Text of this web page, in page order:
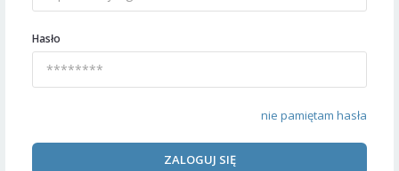
Hasło
nie pamiętam hasła
ZALOGUJ SIĘ